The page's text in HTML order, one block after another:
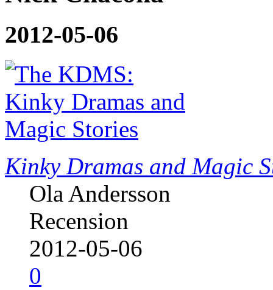
2012-05-06
Kinky Dramas and Magic
Ola Andersson
Recension
2012-05-06
0